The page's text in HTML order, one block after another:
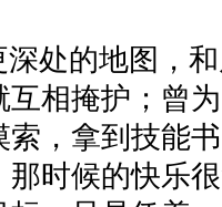
处的地图，
互相掩护；曾
，拿到技能
时候的快乐